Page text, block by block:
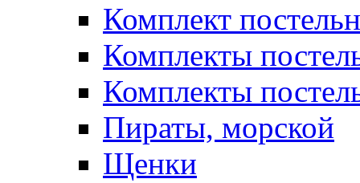
Комплект
Комплекты
Комплекты
Пираты, морской
Щенки